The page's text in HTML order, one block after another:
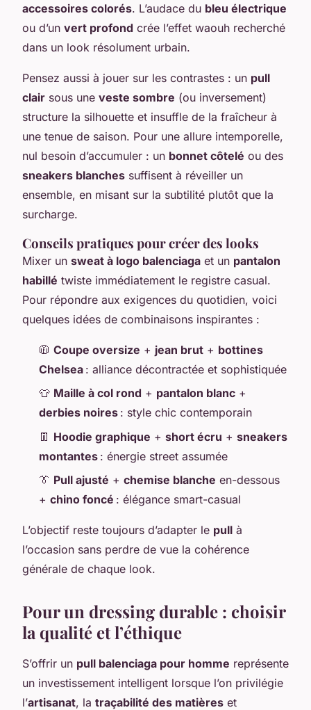
accessoires colorés. L’audace du bleu électrique
ou d’un vert profond crée l’effet waouh recherché
dans un look résolument urbain.
Pensez aussi à jouer sur les contrastes : un pull
clair sous une veste sombre (ou inversement)
structure la silhouette et insuffle de la fraîcheur à
une tenue de saison. Pour une allure intemporelle,
nul besoin d’accumuler : un bonnet côtelé ou des
sneakers blanches suffisent à réveiller un
ensemble, en misant sur la subtilité plutôt que la
surcharge.
Conseils pratiques pour créer des looks
Mixer un sweat à logo balenciaga et un pantalon
habillé twiste immédiatement le registre casual.
Pour répondre aux exigences du quotidien, voici
quelques idées de combinaisons inspirantes :
🧥 Coupe oversize + jean brut + bottines
Chelsea : alliance décontractée et sophistiquée
👕 Maille à col rond + pantalon blanc +
derbies noires : style chic contemporain
👖 Hoodie graphique + short écru + sneakers
montantes : énergie street assumée
👔 Pull ajusté + chemise blanche en-dessous
+ chino foncé : élégance smart-casual
L’objectif reste toujours d’adapter le pull à
l’occasion sans perdre de vue la cohérence
générale de chaque look.
Pour un dressing durable : choisir
la qualité et l’éthique
S’offrir un pull balenciaga pour homme représente
un investissement intelligent lorsque l’on privilégie
l’artisanat, la traçabilité des matières et